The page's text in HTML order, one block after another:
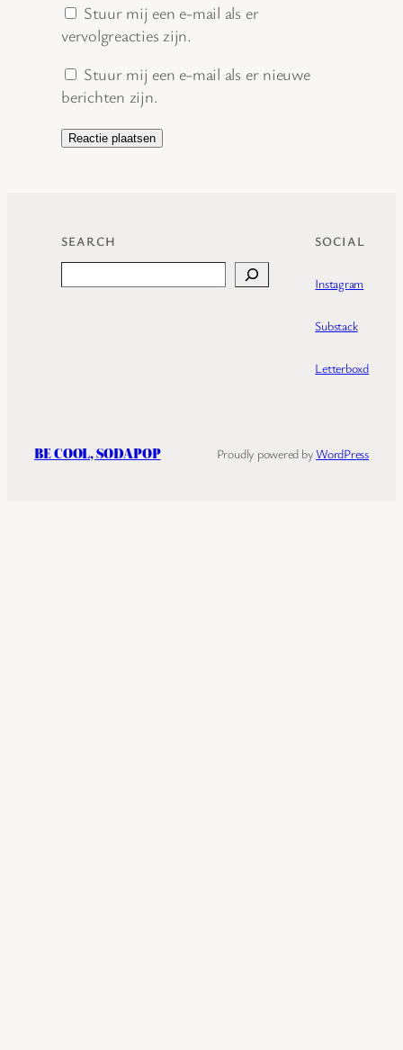
Stuur mij een e-mail als er
vervolgreacties zijn.
Stuur mij een e-mail als er nieuwe
berichten zijn.
SEARCH SOCIAL
Instagram
Substack
Letterboxd
BE COOL, SODAPOP Proudly powered byWordPress